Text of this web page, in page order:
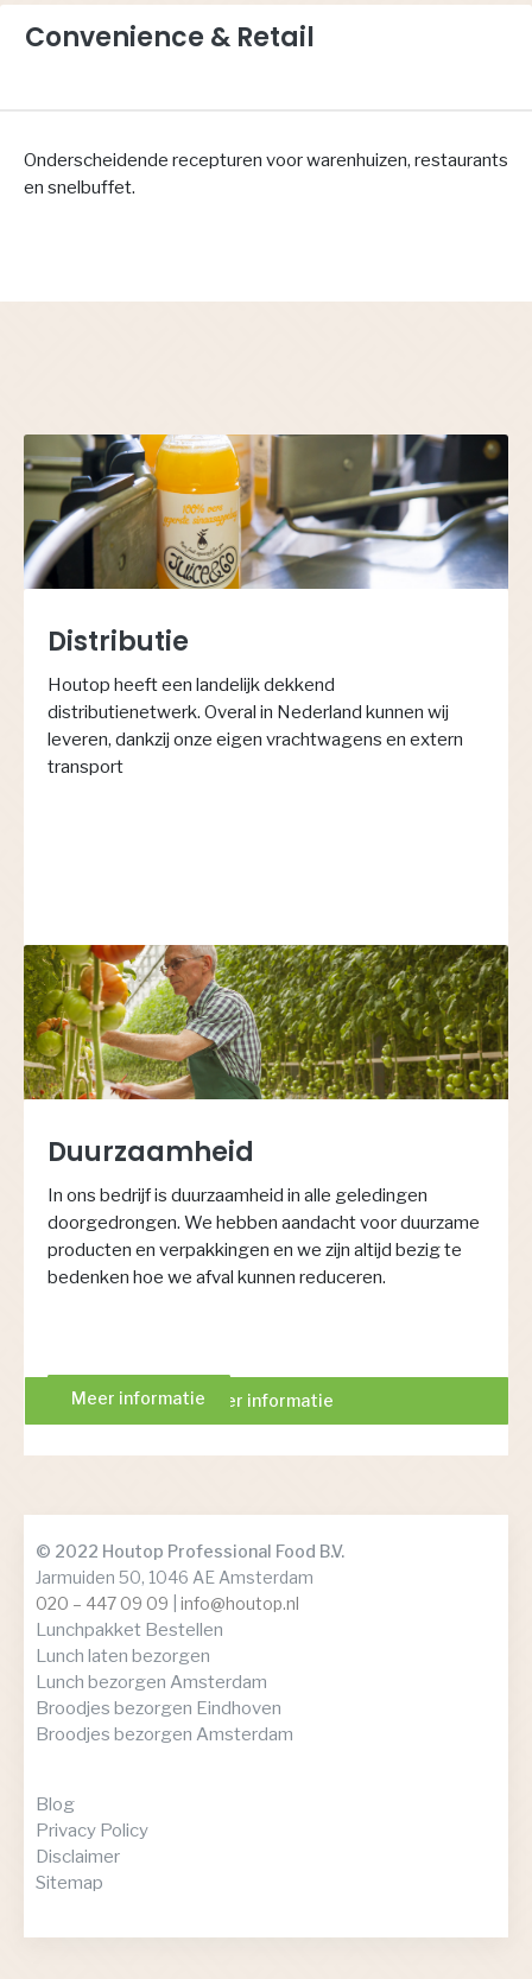
Meer informatie
Meer informatie
Meer informatie
Convenience & Retail
Onderscheidende recepturen voor warenhuizen, restaurants
en snelbuffet.
Meer informatie
Distributie
Houtop heeft een landelijk dekkend
distributienetwerk. Overal in Nederland kunnen wij
leveren, dankzij onze eigen vrachtwagens en extern
transport
Meer informatie
Duurzaamheid
In ons bedrijf is duurzaamheid in alle geledingen
doorgedrongen. We hebben aandacht voor duurzame
producten en verpakkingen en we zijn altijd bezig te
bedenken hoe we afval kunnen reduceren.
Meer informatie
© 2022 Houtop Professional Food B.V.
Jarmuiden 50, 1046 AE Amsterdam
020 – 447 09 09 |info@houtop.nl
Lunchpakket Bestellen
Lunch laten bezorgen
Lunch bezorgen Amsterdam
Broodjes bezorgen Eindhoven
Broodjes bezorgen Amsterdam
Blog
Privacy Policy
Disclaimer
Sitemap